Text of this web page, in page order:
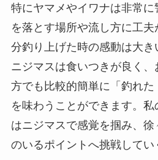
特にヤマメやイワナは非常
を落とす場所や流し方に工
分釣り上げた時の感動は大き
ニジマスは食いつきが良く
方でも比較的簡単に「釣れ
を味わうことができます。
はニジマスで感覚を掴み、
のいるポイントへ挑戦してい